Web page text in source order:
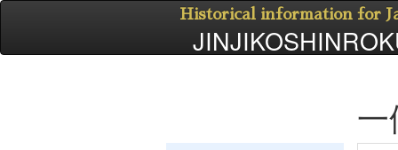
Historical information for